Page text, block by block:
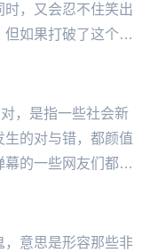
，又会忍不住笑出
如果打破了这个平
，是指一些社会新
的对与错，都颜值
的一些网友们都会
，意思是形容那些非